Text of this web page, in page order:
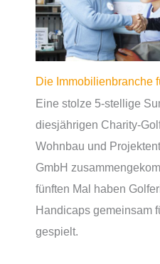
Die Immobilienbranche
Eine stolze 5-stellige
diesjährigen Charity-
Wohnbau und
GmbH
fünften Mal haben
Handicaps gemeinsam
gespielt.